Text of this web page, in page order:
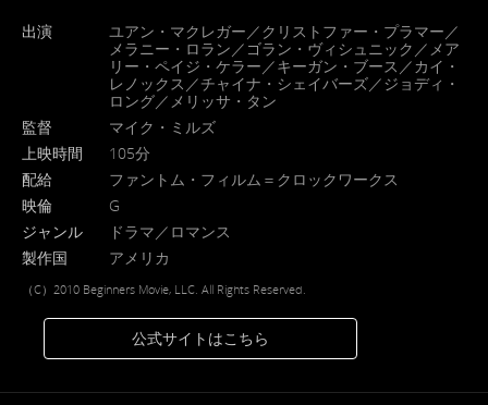
出演
ユアン・マクレガー／クリストファー・プラマー／
メラニー・ロラン／ゴラン・ヴィシュニック／メア
リー・ペイジ・ケラー／キーガン・ブース／カイ・
レノックス／チャイナ・シェイバーズ／ジョディ・
ロング／メリッサ・タン
監督
マイク・ミルズ
上映時間
105分
配給
ファントム・フィルム＝クロックワークス
映倫
G
ジャンル
ドラマ／ロマンス
製作国
アメリカ
（C）2010 Beginners Movie, LLC. All Rights Reserved.
公式サイトはこちら